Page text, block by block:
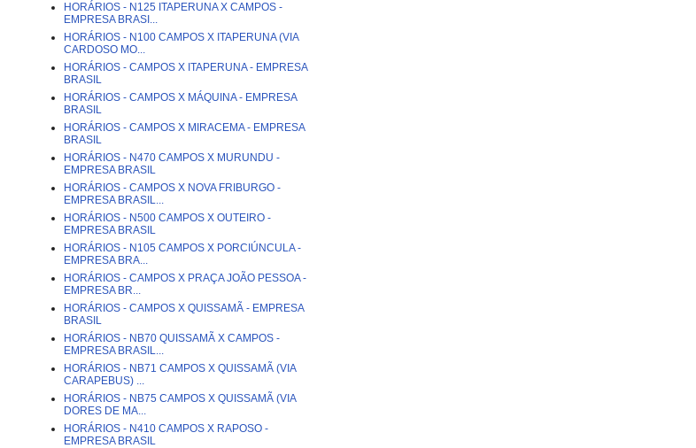
HORÁRIOS - N125 ITAPERUNA X CAMPOS -
EMPRESA BRASI...
HORÁRIOS - N100 CAMPOS X ITAPERUNA (VIA
CARDOSO MO...
HORÁRIOS - CAMPOS X ITAPERUNA - EMPRESA
BRASIL
HORÁRIOS - CAMPOS X MÁQUINA - EMPRESA
BRASIL
HORÁRIOS - CAMPOS X MIRACEMA - EMPRESA
BRASIL
HORÁRIOS - N470 CAMPOS X MURUNDU -
EMPRESA BRASIL
HORÁRIOS - CAMPOS X NOVA FRIBURGO -
EMPRESA BRASIL...
HORÁRIOS - N500 CAMPOS X OUTEIRO -
EMPRESA BRASIL
HORÁRIOS - N105 CAMPOS X PORCIÚNCULA -
EMPRESA BRA...
HORÁRIOS - CAMPOS X PRAÇA JOÃO PESSOA -
EMPRESA BR...
HORÁRIOS - CAMPOS X QUISSAMÃ - EMPRESA
BRASIL
HORÁRIOS - NB70 QUISSAMÃ X CAMPOS -
EMPRESA BRASIL...
HORÁRIOS - NB71 CAMPOS X QUISSAMÃ (VIA
CARAPEBUS) ...
HORÁRIOS - NB75 CAMPOS X QUISSAMÃ (VIA
DORES DE MA...
HORÁRIOS - N410 CAMPOS X RAPOSO -
EMPRESA BRASIL